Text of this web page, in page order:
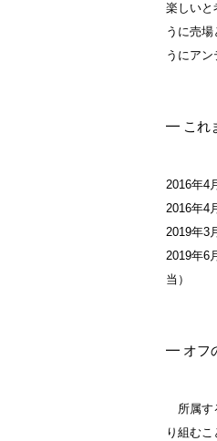
楽しいと
うに売
うにアン
━ これ
2016年4
2016年4
2019年3
2019年6
当）
━ オフ
所属す
り組む